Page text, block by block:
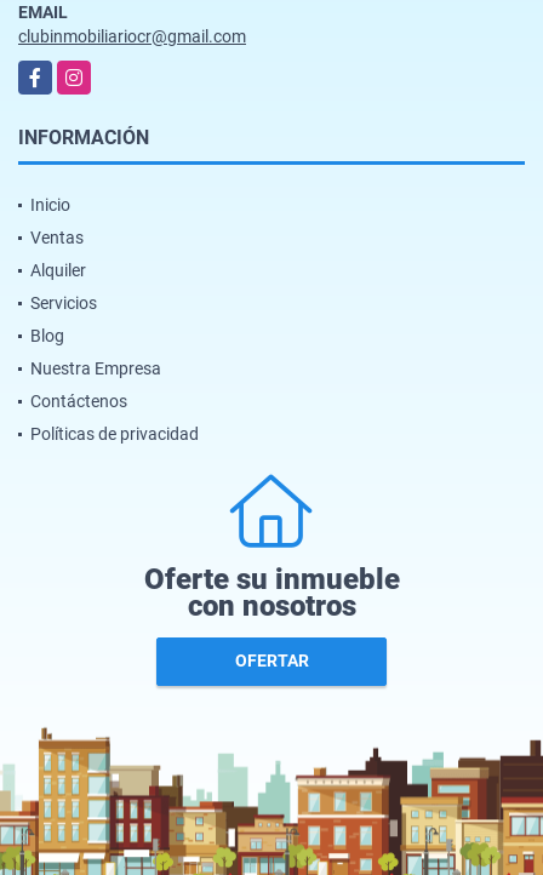
EMAIL
clubinmobiliariocr@gmail.com
FacebookInstagram
INFORMACIÓN
Inicio
Ventas
Alquiler
Servicios
Blog
Nuestra Empresa
Contáctenos
Políticas de privacidad
Oferte su inmueble
con nosotros
OFERTAR